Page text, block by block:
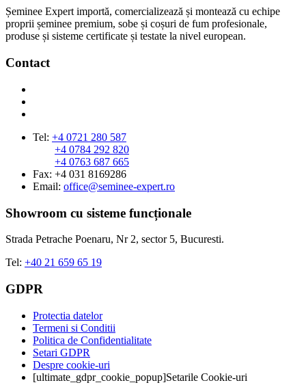
Șeminee Expert importă, comercializează și montează cu echipe
proprii șeminee premium, sobe și coșuri de fum profesionale,
produse și sisteme certificate și testate la nivel european.
Contact
Tel: +4 0721 280 587
+4 0784 292 820
+4 0763 687 665
Fax: +4 031 8169286
Email: office@seminee-expert.ro
Showroom cu sisteme funcționale
Strada Petrache Poenaru, Nr 2, sector 5, Bucuresti.
Tel: +40 21 659 65 19
GDPR
Protectia datelor
Termeni si Conditii
Politica de Confidentialitate
Setari GDPR
Despre cookie-uri
[ultimate_gdpr_cookie_popup]Setarile Cookie-uri